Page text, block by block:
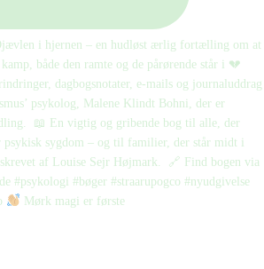
Mørk magi er første